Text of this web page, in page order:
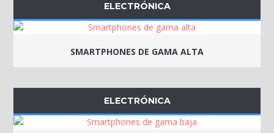
ELECTRÓNICA
SMARTPHONES DE GAMA ALTA
ELECTRÓNICA